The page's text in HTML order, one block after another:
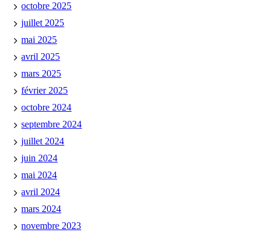
octobre 2025
juillet 2025
mai 2025
avril 2025
mars 2025
février 2025
octobre 2024
septembre 2024
juillet 2024
juin 2024
mai 2024
avril 2024
mars 2024
novembre 2023